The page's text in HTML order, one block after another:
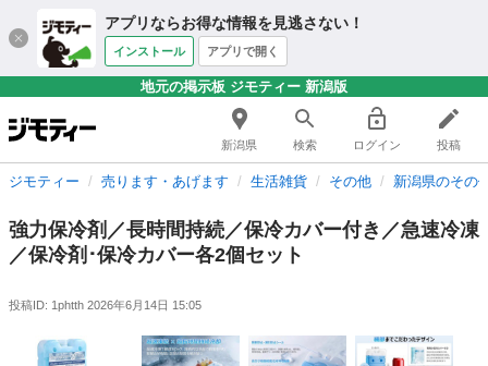
アプリならお得な情報を見逃さない！
インストール アプリで開く
地元の掲示板 ジモティー 新潟版
新潟県 検索 ログイン 投稿
ジモティー 売ります・あげます 生活雑貨 その他 新潟県のその
強力保冷剤／長時間持続／保冷カバー付き／急速冷凍
／保冷剤･保冷カバー各2個セット
投稿ID: 1phtth 2026年6月14日 15:05